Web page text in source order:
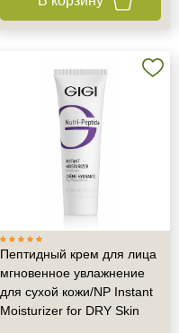
Пептидный крем для лица
мгновенное увлажнение
для сухой кожи/NP Instant
Moisturizer for DRY Skin